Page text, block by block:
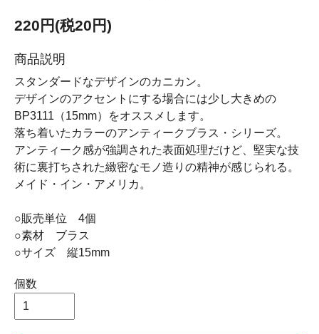
220円(税20円)
商品説明
スタンダードなデザインのカニカン。
デザインのアクセントにする場合には少し大きめの
BP3111（15mm）をオススメします。
落ち着いたカラーのアンティークブラス・シリーズ。
アンティーク感が強調された表面処理だけど、堅実な技
術に裏打ちされた緻密なモノ造りの精神が感じられる。
メイド・イン・アメリカ。
○販売単位 4個
○素材 ブラス
○サイズ 縦15mm
個数